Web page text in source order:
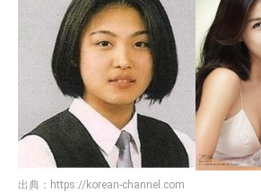
出典： https://korean-channel.com